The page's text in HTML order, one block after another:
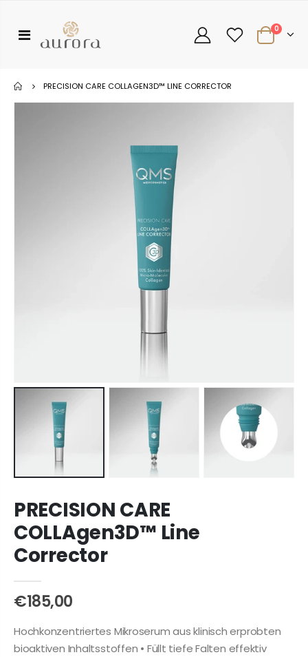
0
PRECISION CARE COLLAGEN3D™ LINE CORRECTOR
PRECISION CARE
COLLAgen3D™ Line
Corrector
€185,00
Hochkonzentriertes Mikroserum aus klinisch erprobten
bioaktiven Inhaltsstoffen • Füllt tiefe Falten effektiv